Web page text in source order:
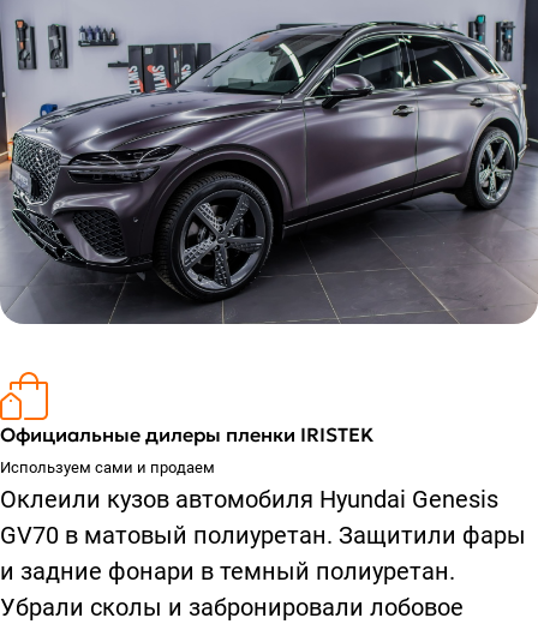
Официальные дилеры пленки IRISTEK
Используем сами и продаем
Оклеили кузов автомобиля Hyundai Genesis
GV70 в матовый полиуретан. Защитили фары
и задние фонари в темный полиуретан.
Убрали сколы и забронировали лобовое